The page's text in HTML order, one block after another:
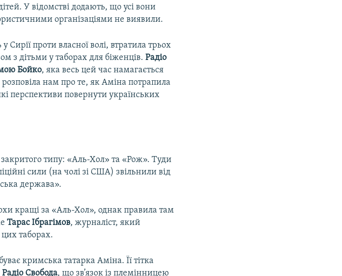
У відомстві додають, що усі вони
організаціями не виявили.
Сирії проти власної волі, втратила трьох
з дітьми у таборах для біженців.Радіо
Бойко, яка весь цей час намагається
нам про те, як Аміна потрапила
перспективи повернути українських
закритого типу: «Аль-Хол» та «Рож». Туди
сили (на чолі зі США) звільнили від
держава».
кращі за «Аль-Хол», однак правила там
Тарас Ібрагімов, журналіст, який
цих таборах.
кримська татарка Аміна. Її тітка
Радіо Свобода, що зв’язок із племінницею